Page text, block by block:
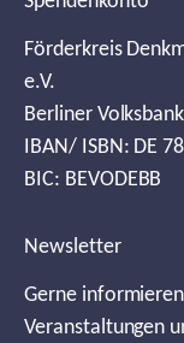
Förderkreis
e.V.
Berliner
IBAN/ ISBN: DE
BIC: BEVODEBB
Newsletter
Gerne
Veranstaltungen